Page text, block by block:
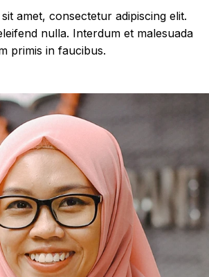
amet, consectetur adipiscing elit.
nulla. Interdum et malesuada
primis in faucibus.